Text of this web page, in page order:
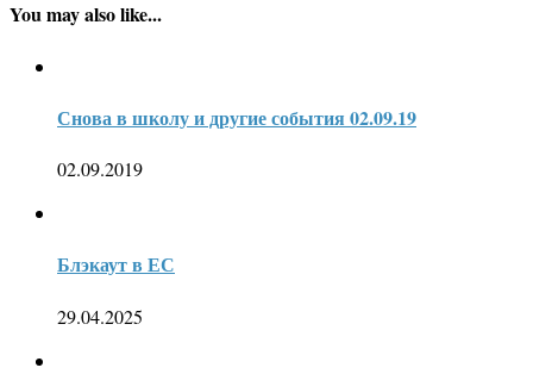
You may also like...
Снова в школу и другие события 02.09.19
02.09.2019
Блэкаут в ЕС
29.04.2025